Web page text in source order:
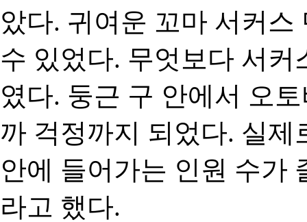
았다. 귀여운 꼬마 서커
수 있었다. 무엇보다 서
였다. 둥근 구 안에서 오
까 걱정까지 되었다. 실
안에 들어가는 인원 수가
라고 했다.